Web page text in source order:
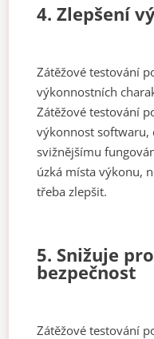
4. Zlepšení
Zátěžové testování
výkonnostních
Zátěžové testování
výkonnost softwaru,
svižnějšímu
úzká místa výkonu,
třeba zlepšit.
5. Snižuje
bezpečnost
Zátěžové testování